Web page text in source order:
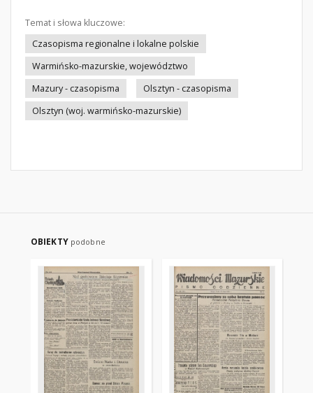
Temat i słowa kluczowe:
Czasopisma regionalne i lokalne polskie
Warmińsko-mazurskie, województwo
Mazury - czasopisma
Olsztyn - czasopisma
Olsztyn (woj. warmińsko-mazurskie)
OBIEKTY podobne